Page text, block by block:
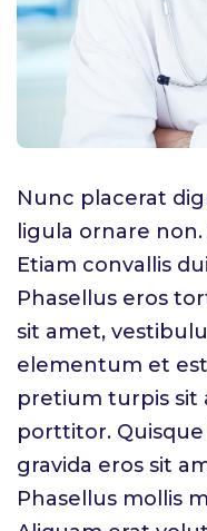
Nunc placerat
ligula ornare
Etiam convallis
Phasellus eros
sit amet,
elementum et
pretium turpis sit
porttitor.
gravida eros sit
Phasellus mollis